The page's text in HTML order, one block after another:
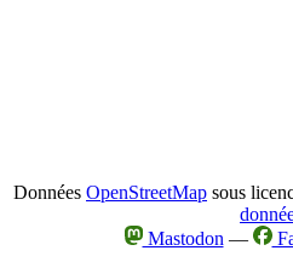
Données OpenStreetMap sous
Mastodon —